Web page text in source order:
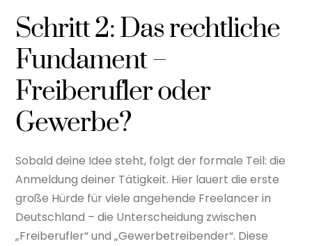
Schritt 2: Das rechtliche
Fundament –
Freiberufler oder
Gewerbe?
Sobald deine Idee steht, folgt der formale Teil: die
Anmeldung deiner Tätigkeit. Hier lauert die erste
große Hürde für viele angehende Freelancer in
Deutschland – die Unterscheidung zwischen
„Freiberufler“ und „Gewerbetreibender“. Diese